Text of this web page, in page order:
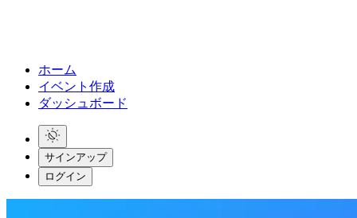
ホーム
イベント作成
ダッシュボード
サインアップ
ログイン